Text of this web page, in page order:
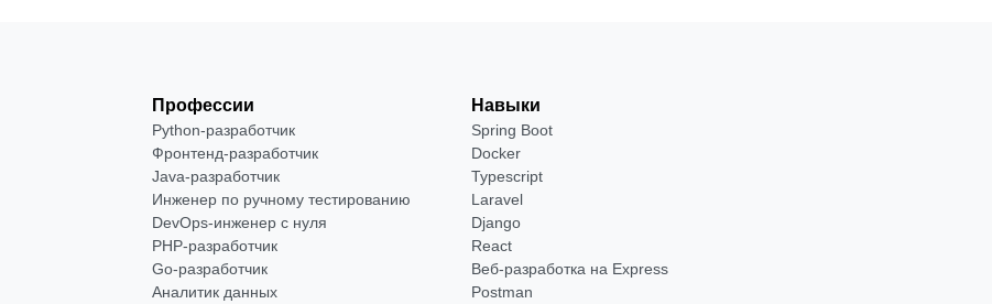
Профессии
Python-разработчик
Фронтенд-разработчик
Java-разработчик
Инженер по ручному тестированию
DevOps-инженер с нуля
РНР-разработчик
Go-разработчик
Аналитик данных
Навыки
Spring Boot
Docker
Typescript
Laravel
Django
React
Веб-разработка на Express
Postman